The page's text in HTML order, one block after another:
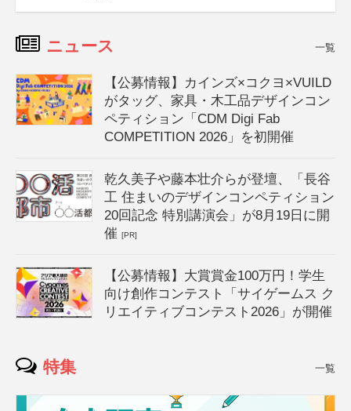
ニュース 一覧
【公募情報】カインズ×コクヨ×VUILD
がタッグ、家具・木工品デザインコン
ペティション「CDM Digi Fab
COMPETITION 2026」を初開催
乾久美子や藤本壮介らが登壇、「長谷
工 住まいのデザインコンペティション
20回記念 特別講演会」が8月19日に開
催[PR]
【公募情報】大賞賞金100万円！学生
向け創作コンテスト「サイゲームス ク
リエイティブコンテスト2026」が開催
特集 一覧